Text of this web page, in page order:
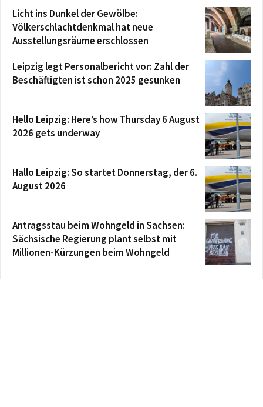
Licht ins Dunkel der Gewölbe:
Völkerschlachtdenkmal hat neue
Ausstellungsräume erschlossen
Leipzig legt Personalbericht vor: Zahl der
Beschäftigten ist schon 2025 gesunken
Hello Leipzig: Here’s how Thursday 6 August
2026 gets underway
Hallo Leipzig: So startet Donnerstag, der 6.
August 2026
Antragsstau beim Wohngeld in Sachsen:
Sächsische Regierung plant selbst mit
Millionen-Kürzungen beim Wohngeld